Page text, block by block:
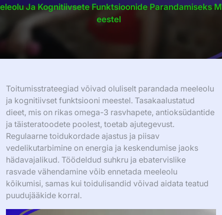
Eleolu Ja Kognitiivsete Funktsioonide Parandamiseks M
Eestel
Toitumisstrateegiad võivad oluliselt parandada meeleolu
ja kognitiivset funktsiooni meestel. Tasakaalustatud
dieet, mis on rikas omega-3 rasvhapete, antioksüdantide
ja täisteratoodete poolest, toetab ajutegevust.
Regulaarne toidukordade ajastus ja piisav
vedelikutarbimine on energia ja keskendumise jaoks
hädavajalikud. Töödeldud suhkru ja ebatervislike
rasvade vähendamine võib ennetada meeleolu
kõikumisi, samas kui toidulisandid võivad aidata teatud
puudujääkide korral.